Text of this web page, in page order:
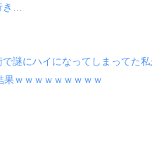
年です」 ワイ「知らんわｗどう
手に職をつけようと看護師にな
…
謎にハイになってしまってた
ｗｗｗｗｗｗｗｗｗ